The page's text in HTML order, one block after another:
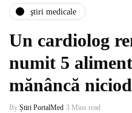
ştiri medicale
Un cardiolog
numit 5
mănâncă
By Știri PortalMed 3 Mins read